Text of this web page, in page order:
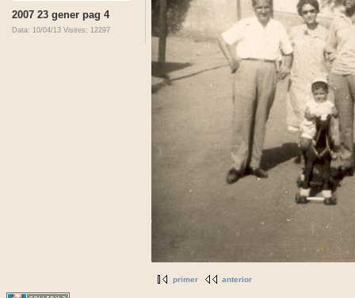
2007 23 gener pag 4
Data: 10/04/13 Visites: 12297
primer anterior